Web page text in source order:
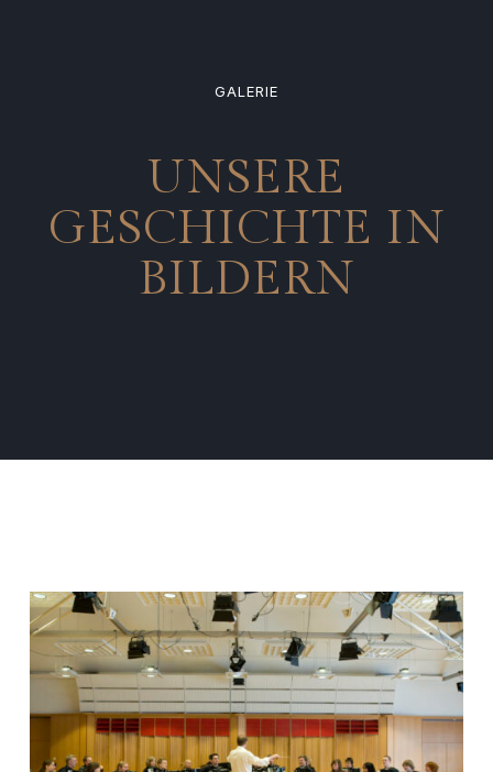
GALERIE
UNSERE
GESCHICHTE IN
BILDERN